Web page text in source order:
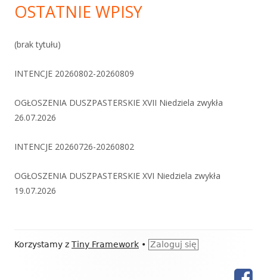
OSTATNIE WPISY
(brak tytułu)
INTENCJE 20260802-20260809
OGŁOSZENIA DUSZPASTERSKIE XVII Niedziela zwykła
26.07.2026
INTENCJE 20260726-20260802
OGŁOSZENIA DUSZPASTERSKIE XVI Niedziela zwykła
19.07.2026
Zawartość
Korzystamy z Tiny Framework • Zaloguj się